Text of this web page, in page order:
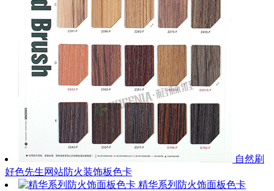
自然刷
好色先生网站防火装饰板色卡
精华系列防火饰面板色卡